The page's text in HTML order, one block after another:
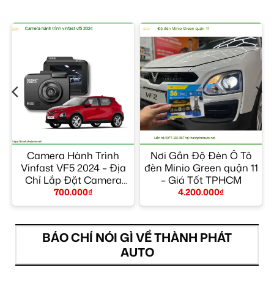
Camera Hành Trình
Vinfast VF5 2024 – Địa
Chỉ Lắp Đặt Camera
Hành Trình Uy Tín
TPHCM
700.000₫
Nơi Gắn Độ Đèn Ô Tô
đèn Minio Green quận 11
– Giá Tốt TPHCM
4.200.000₫
BÁO CHÍ NÓI GÌ VỀ THÀNH PHÁT
AUTO